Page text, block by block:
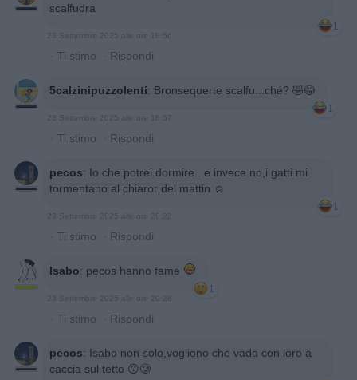
scalfudra
1
· Ti stimo · Rispondi
5calzinipuzzolenti: Bronsequerte scalfu...ché? 🤣😂
1
23 Settembre 2025 alle ore 18:57
· Ti stimo · Rispondi
pecos: Io che potrei dormire.. e invece no,i gatti mi
tormentano al chiaror del mattin ☺️
1
· Ti stimo · Rispondi
Isabo: pecos hanno fame
1
· Ti stimo · Rispondi
pecos: Isabo non solo,vogliono che vada con loro a
caccia sul tetto 😗🥲